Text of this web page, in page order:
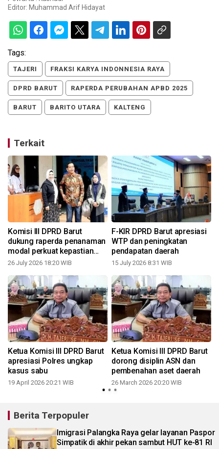
Editor: Muhammad Arif Hidayat
Tags:
TAJERI FRAKSI KARYA INDONNESIA RAYA
DPRD BARUT RAPERDA PERUBAHAN APBD 2025
BARUT BARITO UTARA KALTENG
Terkait
Komisi III DPRD Barut
dukung raperda penanaman
modal perkuat kepastian
hukum
26 July 2026 18:20 WIB
F-KIR DPRD Barut apresiasi
WTP dan peningkatan
pendapatan daerah
15 July 2026 8:31 WIB
Ketua Komisi III DPRD Barut
apresiasi Polres ungkap
kasus sabu
19 April 2026 20:21 WIB
Ketua Komisi III DPRD Barut
dorong disiplin ASN dan
pembenahan aset daerah
26 March 2026 20:20 WIB
Berita Terpopuler
Imigrasi Palangka Raya gelar layanan Paspor
Simpatik di akhir pekan sambut HUT ke-81 RI